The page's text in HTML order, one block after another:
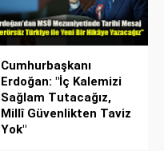
Cumhurbaşkanı
Erdoğan: "İç Kalemizi
Sağlam Tutacağız,
Millî Güvenlikten Taviz
Yok"